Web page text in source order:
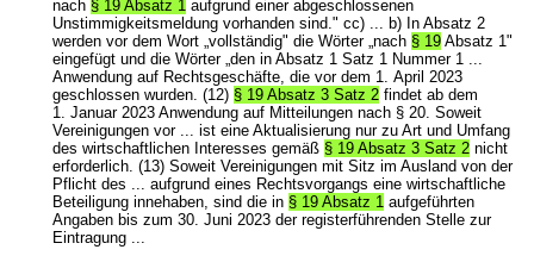
nach § 19 Absatz 1 aufgrund einer abgeschlossenen
Unstimmigkeitsmeldung vorhanden sind." cc) ... b) In Absatz 2
werden vor dem Wort „vollständig" die Wörter „nach § 19 Absatz 1"
eingefügt und die Wörter „den in Absatz 1 Satz 1 Nummer 1 ...
Anwendung auf Rechtsgeschäfte, die vor dem 1. April 2023
geschlossen wurden. (12) § 19 Absatz 3 Satz 2 findet ab dem
1. Januar 2023 Anwendung auf Mitteilungen nach § 20. Soweit
Vereinigungen vor ... ist eine Aktualisierung nur zu Art und Umfang
des wirtschaftlichen Interesses gemäß § 19 Absatz 3 Satz 2 nicht
erforderlich. (13) Soweit Vereinigungen mit Sitz im Ausland von der
Pflicht des ... aufgrund eines Rechtsvorgangs eine wirtschaftliche
Beteiligung innehaben, sind die in § 19 Absatz 1 aufgeführten
Angaben bis zum 30. Juni 2023 der registerführenden Stelle zur
Eintragung ...